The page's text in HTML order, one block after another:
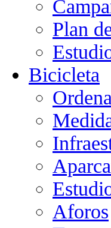
Plan
Bicicleta
Aforos